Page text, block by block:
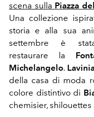
scena sulla Piazza
Una collezione
storia e alla sua
settembre è
restaurare la
Michelangelo.
della casa di moda
colore distintivo di
chemisier,